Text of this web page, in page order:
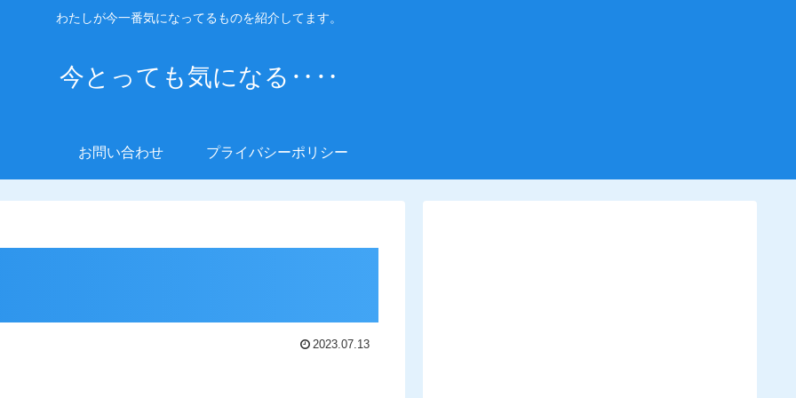
わたしが今一番気になってるものを紹介してます。
今とっても気になる‥‥
お問い合わせ プライバシーポリシー
2023.07.13